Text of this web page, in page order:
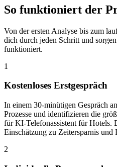
So funktioniert der
Von der ersten Analyse bis zum
dich durch jeden Schritt und
funktioniert.
1
Kostenloses Erstgespräch
In einem 30-minütigen Gespräch
Prozesse und identifizieren die
für KI-Telefonassistent für Hotels.
Einschätzung zu Zeitersparnis und
2